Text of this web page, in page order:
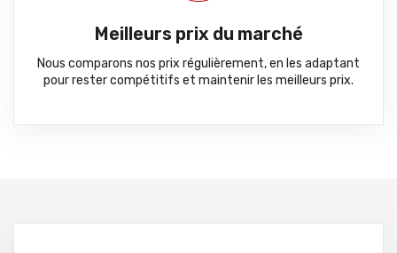
Meilleurs prix du marché
Nous comparons nos prix régulièrement, en les adaptant
pour rester compétitifs et maintenir les meilleurs prix.